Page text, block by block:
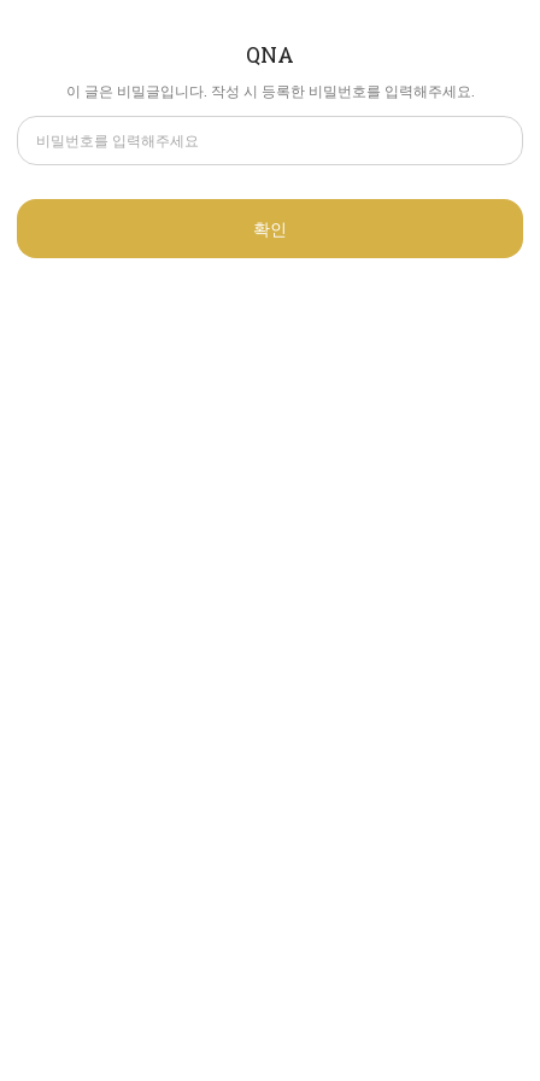
QNA
이 글은 비밀글입니다. 작성 시 등록한 비밀번호를 입력해주세요.
확인